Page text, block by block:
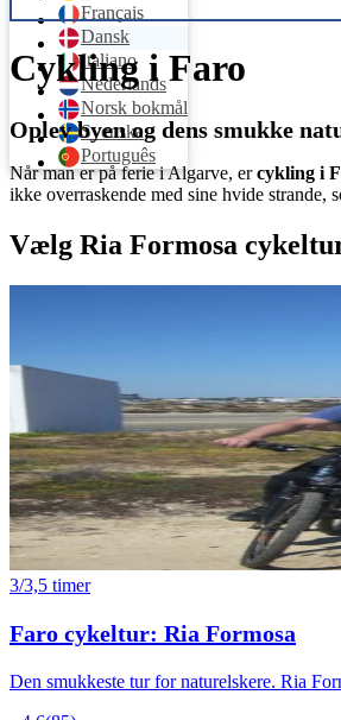
Français
Dansk
Italiano
Nederlands
Norsk bokmål
Svenska
Português
Cykling i Faro
Oplev byen og dens smukke
Når man er på ferie i Algarve, ercykling i
ikke overraskende med sine hvide strande,
Vælg Ria Formosa
3/3,5 timer
Faro cykeltur: Ria Formosa
Den smukkeste tur for naturelskere. Ria